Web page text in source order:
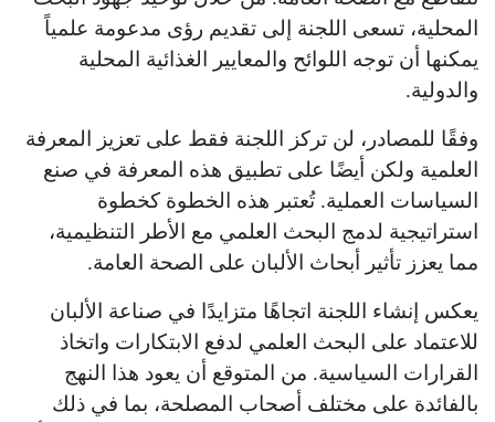
المحلية، تسعى اللجنة إلى تقديم رؤى مدعومة علمياً
يمكنها أن توجه اللوائح والمعايير الغذائية المحلية
والدولية.
وفقًا للمصادر، لن تركز اللجنة فقط على تعزيز المعرفة
العلمية ولكن أيضًا على تطبيق هذه المعرفة في صنع
السياسات العملية. تُعتبر هذه الخطوة كخطوة
استراتيجية لدمج البحث العلمي مع الأطر التنظيمية،
مما يعزز تأثير أبحاث الألبان على الصحة العامة.
يعكس إنشاء اللجنة اتجاهًا متزايدًا في صناعة الألبان
للاعتماد على البحث العلمي لدفع الابتكارات واتخاذ
القرارات السياسية. من المتوقع أن يعود هذا النهج
بالفائدة على مختلف أصحاب المصلحة، بما في ذلك